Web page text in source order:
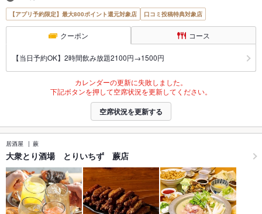
【アプリ予約限定】最大800ポイント還元対象店 口コミ投稿特典対象店
クーポン コース
【当日予約OK】2時間飲み放題2100円→1500円
カレンダーの更新に失敗しました。
下記ボタンを押して空席状況を更新してください。
空席状況を更新する
居酒屋 蕨
大衆とり酒場 とりいちず 蕨店